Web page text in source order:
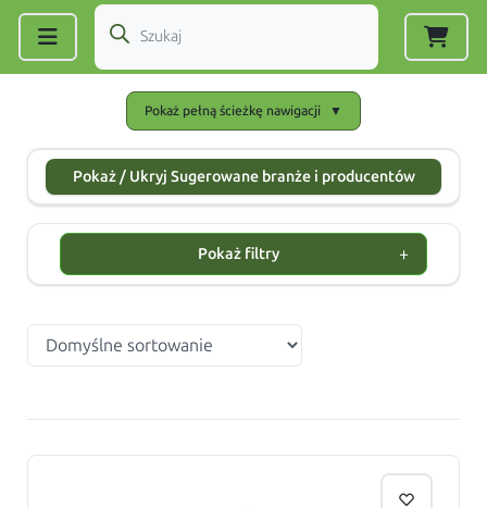
Pokaż pełną ścieżkę nawigacji ▼
Pokaż / Ukryj Sugerowane branże i producentów
Pokaż filtry +